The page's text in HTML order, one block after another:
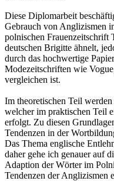
Diese Diplomarbeit
Gebrauch von Anglizismen
polnischen Frauenzeitschrift
deutschen Brigitte ähnelt,
durch das hochwertige
Modezeitschriften wie
vergleichen ist.
Im theoretischen Teil
welcher im praktischen Teil
erfolgt. Zu diesen
Tendenzen in der
Das Thema englische
daher gehe ich genauer auf
Adaption der Wörter im
Tendenzen der Anglizismen